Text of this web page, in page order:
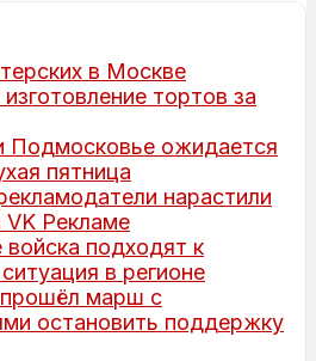
в Москве
тортов за
Подмосковье ожидается
пятница
нарастили
Рекламе
войска подходят к
в регионе
марш с
остановить поддержку